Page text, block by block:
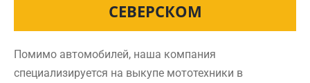
СЕВЕРСКОМ
Помимо автомобилей, наша компания
специализируется на выкупе мототехники в